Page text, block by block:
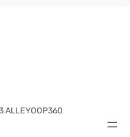
ALLEYOOP360